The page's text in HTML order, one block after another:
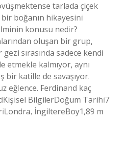
tarlada çiçek
boğanın hikayesini
konusu nedir?
oluşan bir grup,
sırasında sadece kendi
etmekle kalmıyor, aynı
bir katille de savaşıyor.
eğlence. Ferdinand kaç
BilgilerDoğum Tarihi7
İngiltereBoy1,89 m